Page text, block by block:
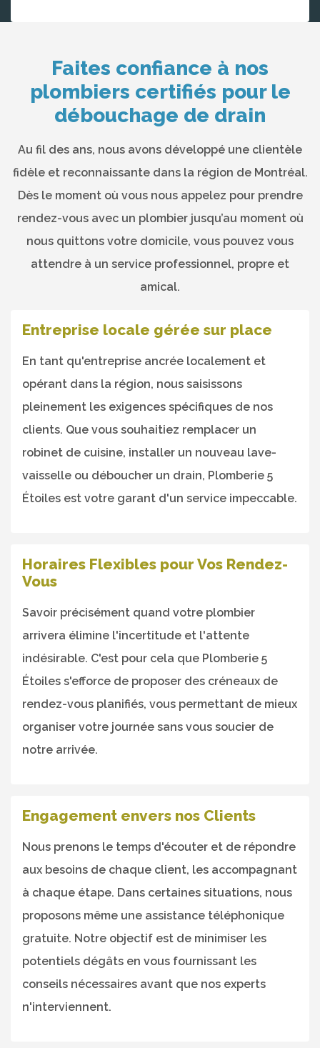
Faites confiance à nos
plombiers certifiés pour le
débouchage de drain
Au fil des ans, nous avons développé une clientèle
fidèle et reconnaissante dans la région de Montréal.
Dès le moment où vous nous appelez pour prendre
rendez-vous avec un plombier jusqu’au moment où
nous quittons votre domicile, vous pouvez vous
attendre à un service professionnel, propre et
amical.
Entreprise locale gérée sur place
En tant qu'entreprise ancrée localement et
opérant dans la région, nous saisissons
pleinement les exigences spécifiques de nos
clients. Que vous souhaitiez remplacer un
robinet de cuisine, installer un nouveau lave-
vaisselle ou déboucher un drain, Plomberie 5
Étoiles est votre garant d'un service impeccable.
Horaires Flexibles pour Vos Rendez-
Vous
Savoir précisément quand votre plombier
arrivera élimine l'incertitude et l'attente
indésirable. C'est pour cela que Plomberie 5
Étoiles s'efforce de proposer des créneaux de
rendez-vous planifiés, vous permettant de mieux
organiser votre journée sans vous soucier de
notre arrivée.
Engagement envers nos Clients
Nous prenons le temps d'écouter et de répondre
aux besoins de chaque client, les accompagnant
à chaque étape. Dans certaines situations, nous
proposons même une assistance téléphonique
gratuite. Notre objectif est de minimiser les
potentiels dégâts en vous fournissant les
conseils nécessaires avant que nos experts
n'interviennent.